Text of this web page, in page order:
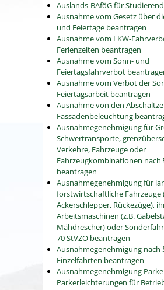
Auslands-BAföG für
Ausnahme vom Gesetz über
und Feiertage beantragen
Ausnahme vom LKW-
Ferienzeiten beantragen
Ausnahme vom Sonn- und
Feiertagsfahrverbot
Ausnahme vom Verbot der
Feiertagsarbeit beantragen
Ausnahme von den
Fassadenbeleuchtung
Ausnahmegenehmigung für
Schwertransporte,
Verkehre, Fahrzeuge oder
Fahrzeugkombinationen nach
beantragen
Ausnahmegenehmigung für
forstwirtschaftliche Fahrzeuge
Ackerschlepper, Rückezüge),
Arbeitsmaschinen (z.B.
Mähdrescher) oder
70 StVZO beantragen
Ausnahmegenehmigung nach
Einzelfahrten beantragen
Ausnahmegenehmigung
Parkerleichterungen für